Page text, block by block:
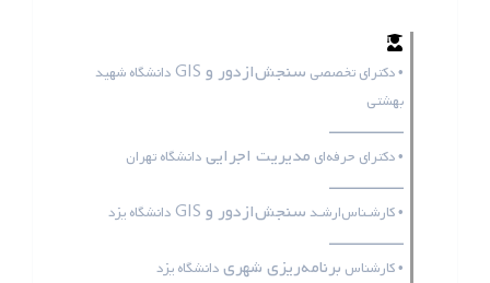
• دکترای تخصصی سنجش‌ازدور و GIS
دانشگاه شهید
بهشتی
ـــــــــــــــــ
• دکترای حرفه‌ای مدیریت اجرایی دانشگاه تهران
ـــــــــــــــــ
• کارشـناس‌ارشـد سنجش‌ازدور و GIS دانشگاه یزد
ـــــــــــــــــ
• کارشناس برنامه‌ریزی شهری دانشگاه یزد